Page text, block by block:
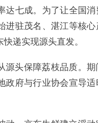
达七成。为了让全国
进驻茂名、湛江等核
递实现源头直发。
源头保障荔枝品质。
政府与行业协会宣导